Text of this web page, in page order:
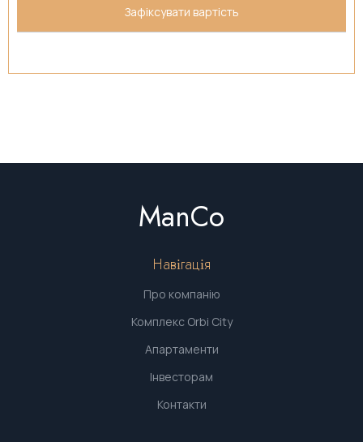
ManCo
Навігація
Про компанію
Комплекс Orbi City
Апартаменти
Інвесторам
Контакти